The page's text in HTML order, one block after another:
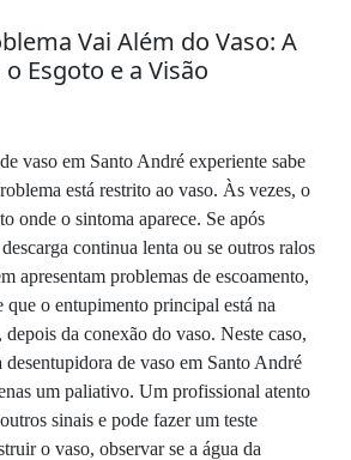
Vai Além do Vaso: A
Esgoto e a Visão
vaso em Santo André experiente sabe
está restrito ao vaso. Às vezes, o
onde o sintoma aparece. Se após
continua lenta ou se outros ralos
apresentam problemas de escoamento,
o entupimento principal está na
da conexão do vaso. Neste caso,
desentupidora de vaso em Santo André
um paliativo. Um profissional atento
sinais e pode fazer um teste
o vaso, observar se a água da